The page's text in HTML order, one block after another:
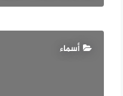
أسماء